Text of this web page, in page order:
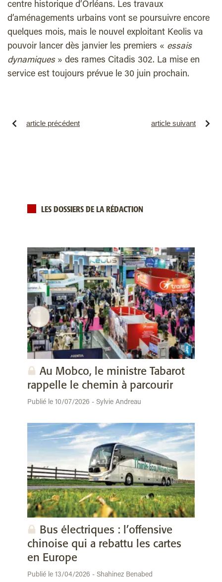
centre historique d’Orléans. Les travaux
d’aménagements urbains vont se poursuivre encore
quelques mois, mais le nouvel exploitant Keolis va
pouvoir lancer dès janvier les premiers « essais
dynamiques» des rames Citadis 302. La mise en
service est toujours prévue le 30 juin prochain.
article précédent article suivant
LES DOSSIERS DE LA RÉDACTION
Au Mobco, le ministre Tabarot
rappelle le chemin à parcourir
Publié le 10/07/2026 - Sylvie Andreau
Bus électriques : l’offensive
chinoise qui a rebattu les cartes
en Europe
Publié le 13/04/2026 - Shahinez Benabed